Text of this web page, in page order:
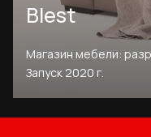
Blest
Магазин мебели:
Запуск 2020 г.